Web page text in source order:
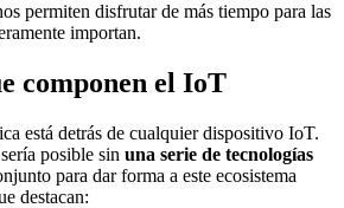
permiten disfrutar de más tiempo para las
importan.
componen el IoT
está detrás de cualquier dispositivo IoT.
posible sin una serie de tecnologías
para dar forma a este ecosistema
destacan: